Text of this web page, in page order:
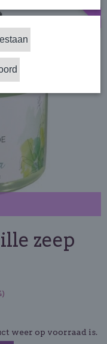
zeep
weer op voorraad is.